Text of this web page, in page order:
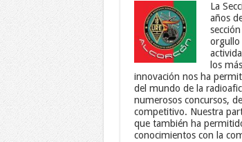
La
años
orgullo
los
innovación nos ha
del mundo de la
numerosos concursos,
competitivo. Nuestra
que también ha
conocimientos con la